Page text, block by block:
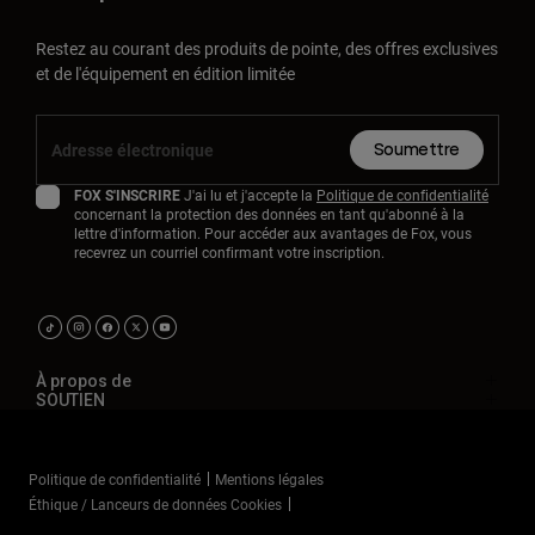
Youth
Shirts
Sweatshirts
Tout acheter
Restez au courant des produits de pointe, des offres exclusives
et de l'équipement en édition limitée
Soumettre
FOX S'INSCRIREJ'ai lu et j'accepte la Politique de confidentialité
concernant la protection des données en tant qu'abonné à la
lettre d'information. Pour accéder aux avantages de Fox, vous
recevrez un courriel confirmant votre inscription.
À propos de
SOUTIEN
Politique de confidentialité
Mentions légales
Éthique / Lanceurs de données Cookies